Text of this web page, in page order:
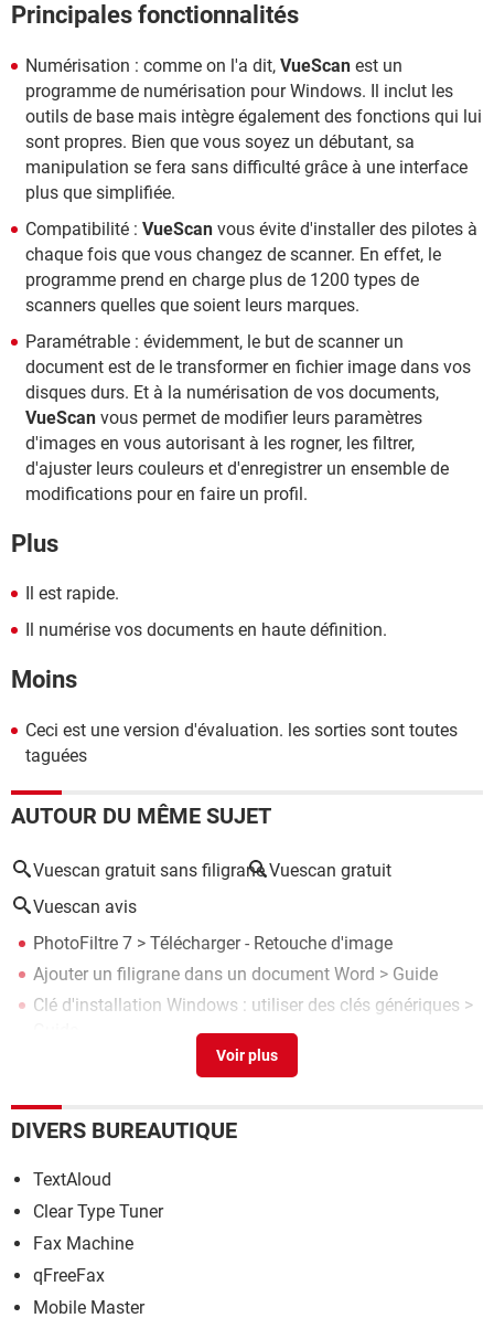
Principales fonctionnalités
Numérisation : comme on l'a dit, VueScan est un
programme de numérisation pour Windows. Il inclut les
outils de base mais intègre également des fonctions qui lui
sont propres. Bien que vous soyez un débutant, sa
manipulation se fera sans difficulté grâce à une interface
plus que simplifiée.
Compatibilité : VueScan vous évite d'installer des pilotes à
chaque fois que vous changez de scanner. En effet, le
programme prend en charge plus de 1200 types de
scanners quelles que soient leurs marques.
Paramétrable : évidemment, le but de scanner un
document est de le transformer en fichier image dans vos
disques durs. Et à la numérisation de vos documents,
VueScan vous permet de modifier leurs paramètres
d'images en vous autorisant à les rogner, les filtrer,
d'ajuster leurs couleurs et d'enregistrer un ensemble de
modifications pour en faire un profil.
Plus
Il est rapide.
Il numérise vos documents en haute définition.
Moins
Ceci est une version d'évaluation. les sorties sont toutes
taguées
AUTOUR DU MÊME SUJET
Vuescan gratuit sans filigrane Vuescan gratuit
Vuescan avis
PhotoFiltre 7 > Télécharger - Retouche d'image
Ajouter un filigrane dans un document Word > Guide
Clé d'installation Windows : utiliser des clés génériques >
WeTransfer gratuit : envoyer des fichiers via Internet
DIVERS BUREAUTIQUE
TextAloud
Clear Type Tuner
Fax Machine
qFreeFax
Mobile Master